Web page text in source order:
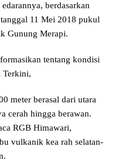
berdasarkan
11 Mei 2018 pukul
Gunung Merapi.
tentang kondisi
Terkini,
meter berasal dari utara
cerah hingga berawan.
RGB Himawari,
vulkanik kea rah selatan-